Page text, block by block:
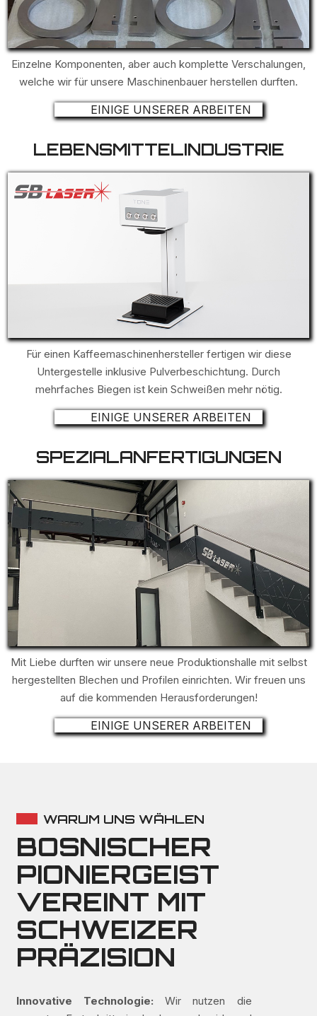
Einzelne Komponenten, aber auch komplette Verschalungen,
welche wir für unsere Maschinenbauer herstellen durften.
EINIGE UNSERER ARBEITEN
LEBENSMITTELINDUSTRIE
Für einen Kaffeemaschinenhersteller fertigen wir diese
Untergestelle inklusive Pulverbeschichtung. Durch
mehrfaches Biegen ist kein Schweißen mehr nötig.
EINIGE UNSERER ARBEITEN
SPEZIALANFERTIGUNGEN
Mit Liebe durften wir unsere neue Produktionshalle mit selbst
hergestellten Blechen und Profilen einrichten. Wir freuen uns
auf die kommenden Herausforderungen!
EINIGE UNSERER ARBEITEN
WARUM UNS WÄHLEN
BOSNISCHER
PIONIERGEIST
VEREINT MIT
SCHWEIZER
PRÄZISION
Innovative Technologie: Wir nutzen die